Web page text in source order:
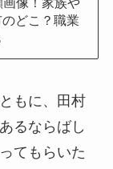
どこ？職業
もに、田村
るならばし
てもらいた